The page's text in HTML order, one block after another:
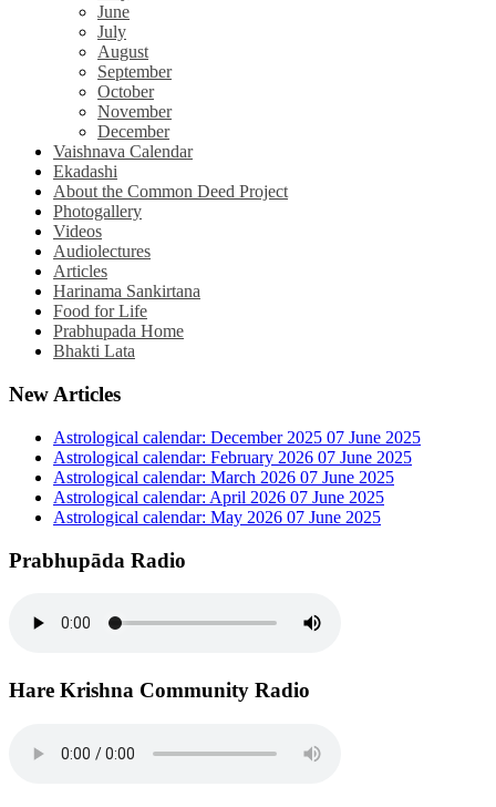
June
July
August
September
October
November
December
Vaishnava Calendar
Ekadashi
About the Common Deed Project
Photogallery
Videos
Audiolectures
Articles
Harinama Sankirtana
Food for Life
Prabhupada Home
Bhakti Lata
New Articles
Astrological calendar: December 2025 07 June 2025
Astrological calendar: February 2026 07 June 2025
Astrological calendar: March 2026 07 June 2025
Astrological calendar: April 2026 07 June 2025
Astrological calendar: May 2026 07 June 2025
Prabhupāda Radio
Hare Krishna Community Radio